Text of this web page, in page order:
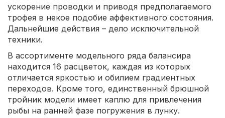
ускорение проводки и приводя предполагаемого
трофея в некое подобие аффективного состояния.
Дальнейшие действия – дело исключительной
техники.
В ассортименте модельного ряда балансира
находится 16 расцветок, каждая из которых
отличается яркостью и обилием градиентных
переходов. Кроме того, единственный брюшной
тройник модели имеет каплю для привлечения
рыбы на ранней фазе погружения в лунку.